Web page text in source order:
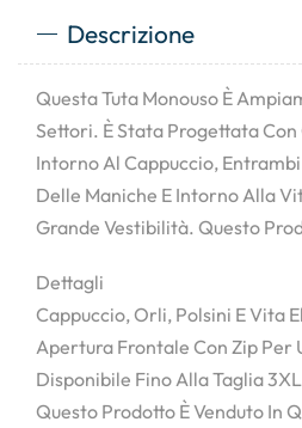
Descrizione
Questa Tuta Monouso È
Settori. È Stata Progettata
Intorno Al Cappuccio,
Delle Maniche E Intorno Alla
Grande Vestibilità. Questo
Dettagli
Cappuccio, Orli, Polsini E Vita
Apertura Frontale Con Zip Per
Disponibile Fino Alla Taglia 3XL
Questo Prodotto È Venduto In